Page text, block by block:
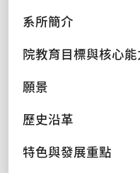
系所簡介
院教育目標與核心能
願景
歷史沿革
特色與發展重點